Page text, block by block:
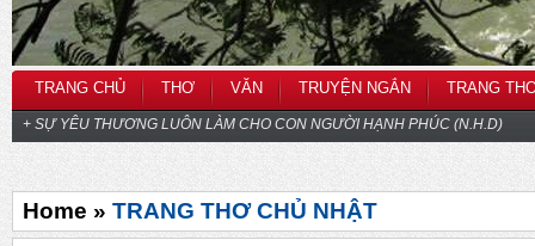
TRANG CHỦ THƠ VĂN TRUYỆN NGẮN TRANG
+ SỰ YÊU THƯƠNG LUÔN LÀM CHO CON NGƯỜI HẠNH PHÚC (N.H.D)
Home » TRANG THƠ CHỦ NHẬT